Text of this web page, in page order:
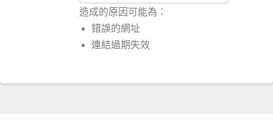
造成的原因可能為：
錯誤的網址
連結過期失效